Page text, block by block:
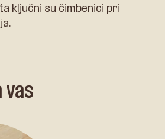
ključni su čimbenici pri
vas